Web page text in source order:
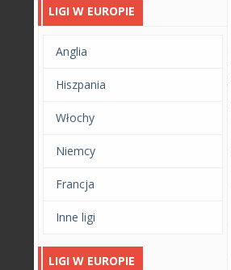
LIGI W EUROPIE
Anglia
Hiszpania
Włochy
Niemcy
Francja
Inne ligi
LIGI W EUROPIE